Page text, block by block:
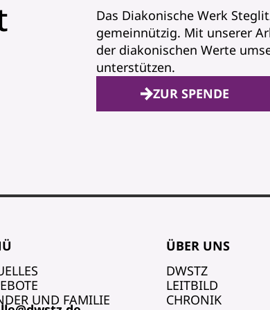
Das Diakonische Werk
gemeinnützig. Mit unserer
der diakonischen Werte
unterstützen.
ZUR SPENDE
UND FAMILIE
ÜBER UNS
DWSTZ
LEITBILD
CHRONIK